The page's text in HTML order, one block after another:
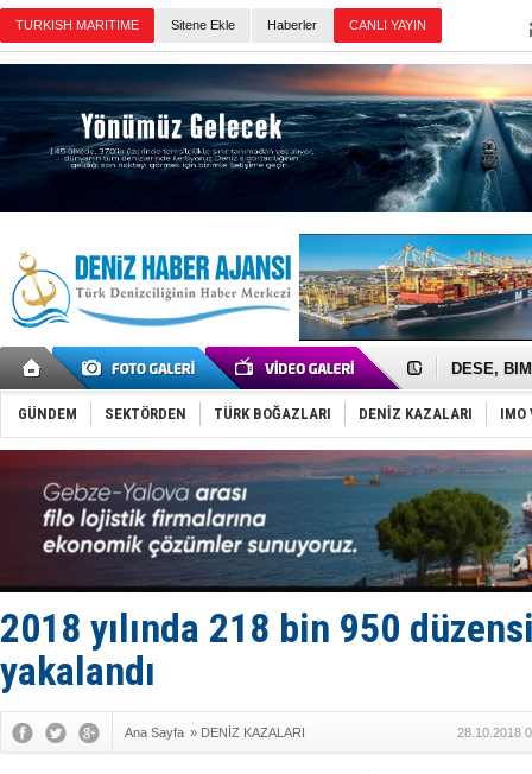
TURKISH MARITIME Sitene Ekle Haberler CANLI YAYIN
İngiliz
DESE,
35 milyon
İnsansız
Yüzyıl
Anadolu
Derince,
Tüpraş,
İTU AUV,
LNG
PROYAD,
Türk
GÜNDEM SEKTÖRDEN TÜRK BOĞAZLARI DENİZ KAZALARI IMO
2018 yılında 218 bin 950
yakalandı
Ana Sayfa » DENİZ KAZALARI 28.10.2018